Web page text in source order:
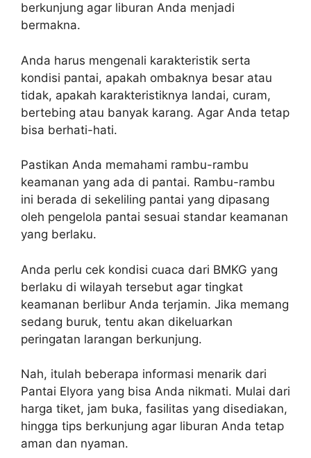
berkunjung agar liburan Anda menjadi
bermakna.
Anda harus mengenali karakteristik serta
kondisi pantai, apakah ombaknya besar atau
tidak, apakah karakteristiknya landai, curam,
bertebing atau banyak karang. Agar Anda tetap
bisa berhati-hati.
Pastikan Anda memahami rambu-rambu
keamanan yang ada di pantai. Rambu-rambu
ini berada di sekeliling pantai yang dipasang
oleh pengelola pantai sesuai standar keamanan
yang berlaku.
Anda perlu cek kondisi cuaca dari BMKG yang
berlaku di wilayah tersebut agar tingkat
keamanan berlibur Anda terjamin. Jika memang
sedang buruk, tentu akan dikeluarkan
peringatan larangan berkunjung.
Nah, itulah beberapa informasi menarik dari
Pantai Elyora yang bisa Anda nikmati. Mulai dari
harga tiket, jam buka, fasilitas yang disediakan,
hingga tips berkunjung agar liburan Anda tetap
aman dan nyaman.